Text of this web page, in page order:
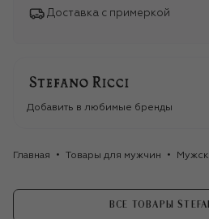
Доставка с примеркой
Добавить в любимые бренды
Главная Товары для мужчин
ВСЕ ТОВАРЫ